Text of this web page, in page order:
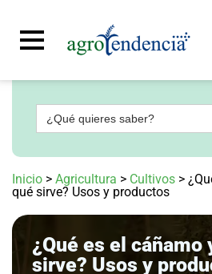
Señal
en
más
Agrotendencia
Nuestros
Planes
Buscar:
Inicio > Agricultura > Cultivos >
qué sirve? Usos y productos
¿Qué es el cáñamo
sirve? Usos y